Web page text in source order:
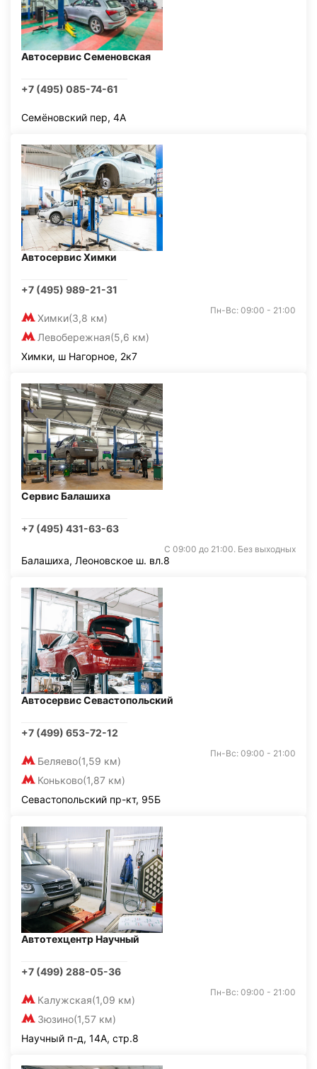
Автосервис Семеновская
+7 (495) 085-74-61
Семёновский пер, 4А
Автосервис Химки
+7 (495) 989-21-31
Химки(3,8 км)
Левобережная(5,6 км)
Пн-Вс: 09:00 - 21:00
Химки, ш Нагорное, 2к7
Сервис Балашиха
+7 (495) 431-63-63
С 09:00 до 21:00. Без выходных
Балашиха, Леоновское ш. вл.8
Автосервис Севастопольский
+7 (499) 653-72-12
Беляево(1,59 км)
Коньково(1,87 км)
Пн-Вс: 09:00 - 21:00
Севастопольский пр-кт, 95Б
Автотехцентр Научный
+7 (499) 288-05-36
Калужская(1,09 км)
Зюзино(1,57 км)
Пн-Вс: 09:00 - 21:00
Научный п-д, 14А, стр.8